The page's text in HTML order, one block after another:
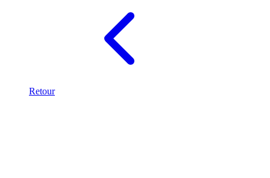
Retour